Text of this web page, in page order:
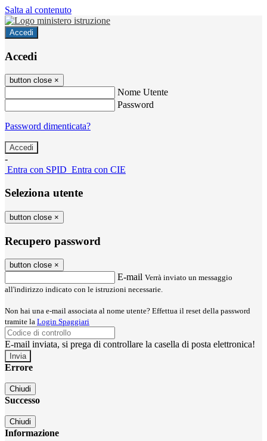
Salta al contenuto
Accedi
Accedi
button close ×
Nome Utente
Password
Password dimenticata?
-
Entra con SPID Entra con CIE
Seleziona utente
button close ×
Recupero password
button close ×
E-mail Verrà inviato un messaggio
all'indirizzo indicato con le istruzioni necessarie.
Non hai una e-mail associata al nome utente? Effettua il reset della password
tramite la Login Spaggiari
E-mail inviata, si prega di controllare la casella di posta elettronica!
Errore
Chiudi
Successo
Chiudi
Informazione